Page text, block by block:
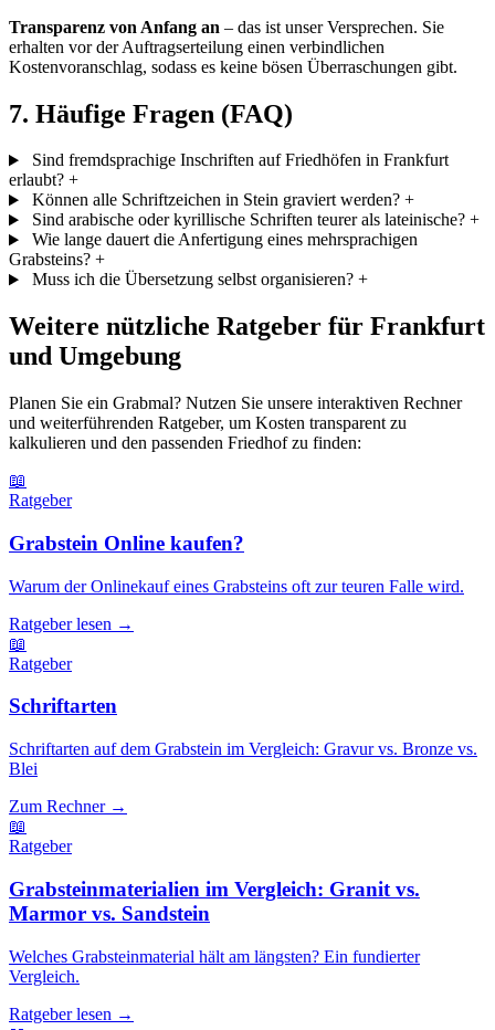
Transparenz von Anfang an – das ist unser Versprechen. Sie
erhalten vor der Auftragserteilung einen verbindlichen
Kostenvoranschlag, sodass es keine bösen Überraschungen gibt.
7. Häufige Fragen (FAQ)
Sind fremdsprachige Inschriften auf Friedhöfen in Frankfurt
erlaubt? +
Können alle Schriftzeichen in Stein graviert werden? +
Sind arabische oder kyrillische Schriften teurer als lateinische? +
Wie lange dauert die Anfertigung eines mehrsprachigen
Grabsteins? +
Muss ich die Übersetzung selbst organisieren? +
Weitere nützliche Ratgeber für Frankfurt
und Umgebung
Planen Sie ein Grabmal? Nutzen Sie unsere interaktiven Rechner
und weiterführenden Ratgeber, um Kosten transparent zu
kalkulieren und den passenden Friedhof zu finden:
📖
Ratgeber
Grabstein Online kaufen?
Warum der Onlinekauf eines Grabsteins oft zur teuren Falle wird.
Ratgeber lesen →
📖
Ratgeber
Schriftarten
Schriftarten auf dem Grabstein im Vergleich: Gravur vs. Bronze vs.
Blei
Zum Rechner →
📖️
Ratgeber
Grabsteinmaterialien im Vergleich: Granit vs.
Marmor vs. Sandstein
Welches Grabsteinmaterial hält am längsten? Ein fundierter
Vergleich.
Ratgeber lesen →